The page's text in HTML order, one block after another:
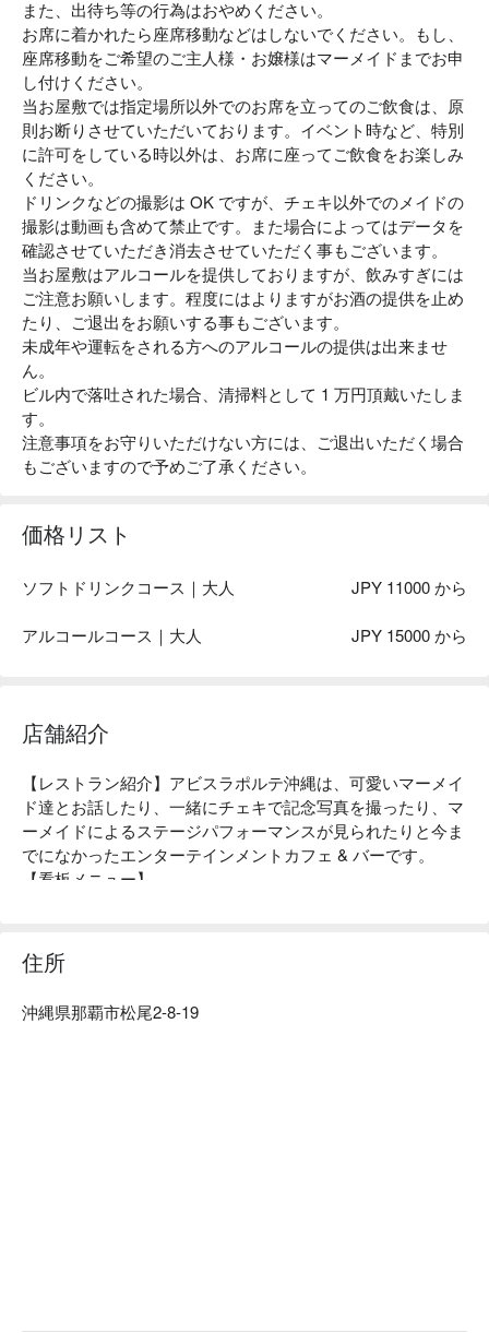
また、出待ち等の行為はおやめください。
お席に着かれたら座席移動などはしないでください。もし、
座席移動をご希望のご主人様・お嬢様はマーメイドまでお申
し付けください。
当お屋敷では指定場所以外でのお席を立ってのご飲食は、原
則お断りさせていただいております。イベント時など、特別
に許可をしている時以外は、お席に座ってご飲食をお楽しみ
ください。
ドリンクなどの撮影は OK ですが、チェキ以外でのメイドの
撮影は動画も含めて禁止です。また場合によってはデータを
確認させていただき消去させていただく事もございます。
当お屋敷はアルコールを提供しておりますが、飲みすぎには
ご注意お願いします。程度にはよりますがお酒の提供を止め
たり、ご退出をお願いする事もございます。
未成年や運転をされる方へのアルコールの提供は出来ませ
ん。
ビル内で落吐された場合、清掃料として 1 万円頂戴いたしま
す。
注意事項をお守りいただけない方には、ご退出いただく場合
もございますので予めご了承ください。
価格リスト
ソフトドリンクコース｜大人 JPY 11000 から
アルコールコース｜大人 JPY 15000 から
店舗紹介
【レストラン紹介】アビスラポルテ沖縄は、可愛いマーメイ
ド達とお話したり、一緒にチェキで記念写真を撮ったり、マ
ーメイドによるステージパフォーマンスが見られたりと今ま
でになかったエンターテインメントカフェ & バーです。
【看板メニュー】
タコライス：メイドの愛情がたっぷりこもった沖縄名物のタ
コライスです。
間になるための修行をしている人魚たちがウエイトレスを務
住所
沖縄県那覇市松尾2-8-19